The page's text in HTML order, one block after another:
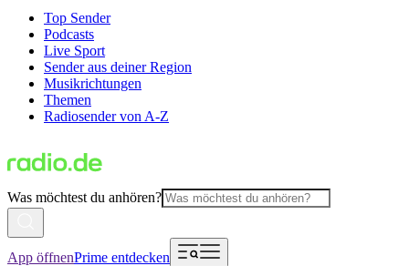
Top Sender
Podcasts
Live Sport
Sender aus deiner Region
Musikrichtungen
Themen
Radiosender von A-Z
Was möchtest du anhören?
App öffnenPrime entdecken